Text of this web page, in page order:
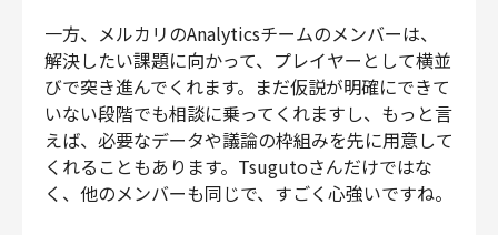
一方、メルカリのAnalyticsチームのメンバーは、
解決したい課題に向かって、プレイヤーとして横並
びで突き進んでくれます。まだ仮説が明確にできて
いない段階でも相談に乗ってくれますし、もっと言
えば、必要なデータや議論の枠組みを先に用意して
くれることもあります。Tsugutoさんだけではな
く、他のメンバーも同じで、すごく心強いですね。